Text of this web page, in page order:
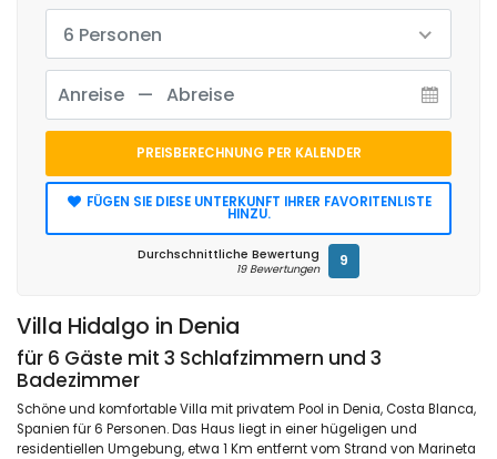
Villa Hidalgo in Denia
für 6 Gäste mit 3 Schlafzimmern und 3
Badezimmer
Schöne und komfortable Villa mit privatem Pool in Denia, Costa Blanca,
Spanien für 6 Personen. Das Haus liegt in einer hügeligen und
residentiellen Umgebung, etwa 1 Km entfernt vom Strand von Marineta
6 Personen
PREISBERECHNUNG PER KALENDER
FÜGEN SIE DIESE UNTERKUNFT IHRER FAVORITENLISTE
HINZU.
Durchschnittliche Bewertung
19 Bewertungen 9